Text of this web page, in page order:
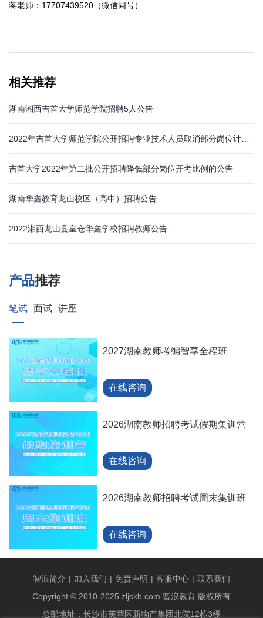
蒋老师：17707439520（微信同号）
相关推荐
湖南湘西吉首大学师范学院招聘5人公告
2022年吉首大学师范学院公开招聘专业技术人员取消部分岗位计划的公告
吉首大学2022年第二批公开招聘降低部分岗位开考比例的公告
湖南华鑫教育龙山校区（高中）招聘公告
2022湘西龙山县皇仓华鑫学校招聘教师公告
产品推荐
笔试 面试 讲座
2027湖南教师考编智享全程班
在线咨询
2026湖南教师招聘考试假期集训营
在线咨询
2026湖南教师招聘考试周末集训班
在线咨询
智浪简介 | 加入我们 | 免责声明 | 客服中心 | 联系我们
Copyright © 2010-2025 zljskb.com 智浪教育 版权所有
总部地址：长沙市芙蓉区新物产集团北院12栋3楼